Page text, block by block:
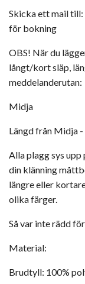
Skicka ett mail till:
för bokning
OBS! När du
långt/kort släp,
meddelanderutan:
Midja
Längd från Midja
Alla plagg sys upp
din klänning
längre eller
olika färger.
Så var inte rädd
Material:
Brudtyll: 100%